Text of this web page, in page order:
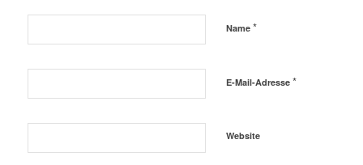
Name *
E-Mail-Adresse *
Website